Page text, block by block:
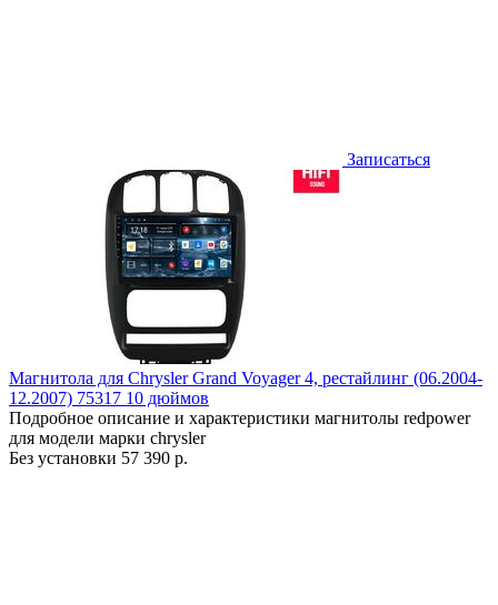
Записаться
Магнитола для Chrysler Grand Voyager 4, рестайлинг (06.2004-
12.2007) 75317 10 дюймов
Подробное описание и характеристики магнитолы redpower
для модели марки chrysler
Без установки 57 390 р.